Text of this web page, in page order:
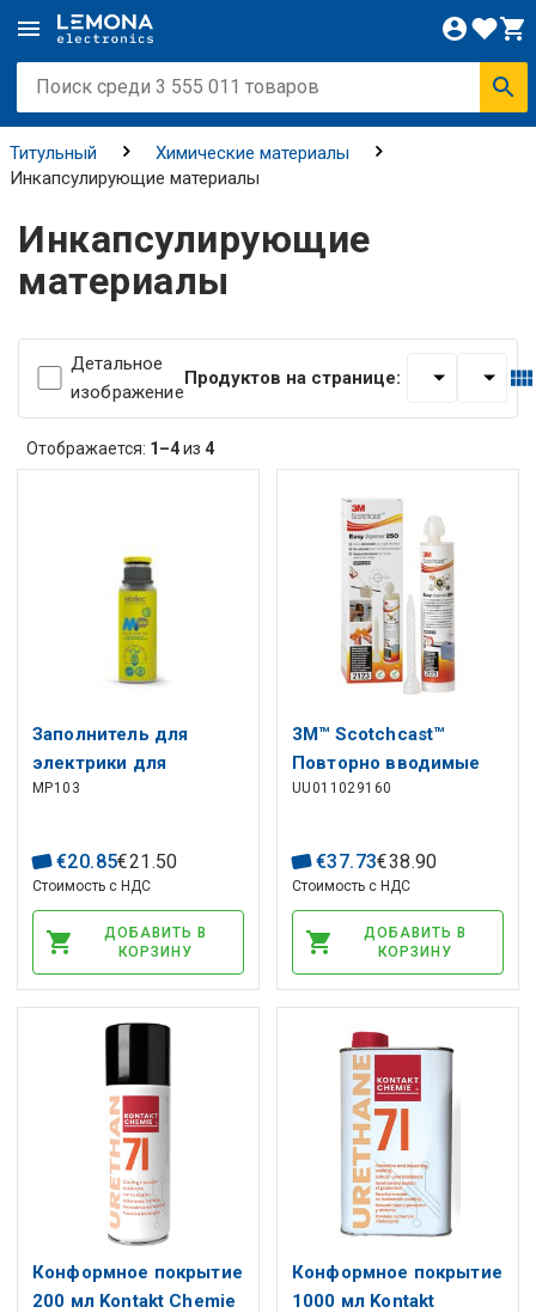
Титульный
Химические материалы
Инкапсулирующие материалы
Инкапсулирующие
материалы
Детальное
изображение
Продуктов на странице:
Отображается: 1–4из 4
Заполнитель для
электрики для
герметизации коробок
MP103
€20.85€21 .50
Стоимость с НДС
ДОБАВИТЬ В
КОРЗИНУ
3M™ Scotchcast™
Повторно вводимые
электроизоляционные
Dispenser 250, размер
250 мл
UU011029160
€37.73€38.90
Стоимость с НДС
ДОБАВИТЬ В
КОРЗИНУ
Конформное покрытие
200 мл Kontakt Chemie
Конформное покрытие
1000 мл Kontakt